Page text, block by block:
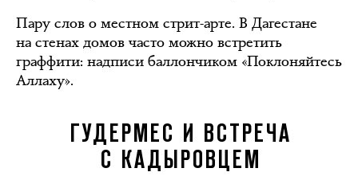
Пару слов о местном стрит-арте. В Дагестане
на стенах домов часто можно встретить
граффити: надписи баллончиком «Поклоняйтесь
Аллаху».
ГУДЕРМЕС И ВСТРЕЧА
С КАДЫРОВЦЕМ